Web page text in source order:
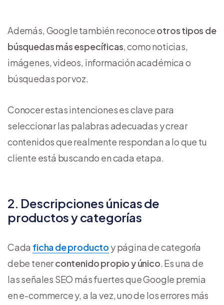
Además, Google también reconoceotros tipos de
búsquedas más específicas, como noticias,
imágenes, videos, información académica o
búsquedas por voz.
Conocer estas intenciones es clave para
seleccionar las palabras adecuadas y crear
contenidos que realmente respondan a lo que tu
cliente está buscando en cada etapa.
2. Descripciones únicas de
productos y categorías
Cada ficha de producto y página de categoría
debe tenercontenido propio y único. Es una de
las señales SEO más fuertes que Google premia
en e-commerce y, a la vez, uno de los errores más